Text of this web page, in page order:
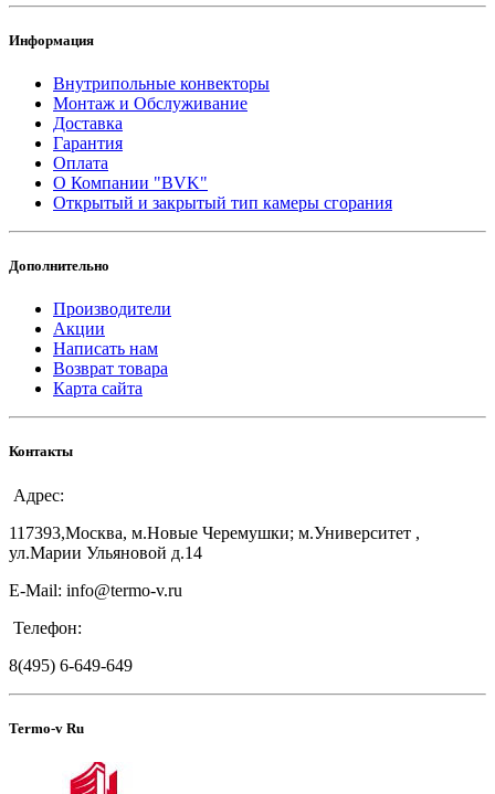
Информация
Внутрипольные конвекторы
Монтаж и Обслуживание
Доставка
Гарантия
Оплата
О Компании "BVK"
Открытый и закрытый тип камеры сгорания
Дополнительно
Производители
Акции
Написать нам
Возврат товара
Карта сайта
Контакты
Адрес:
117393,Москва, м.Новые Черемушки; м.Университет ,
ул.Марии Ульяновой д.14
E-Mail: info@termo-v.ru
Телефон:
8(495) 6-649-649
Termo-v Ru